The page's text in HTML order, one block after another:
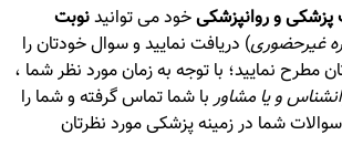
پزشکی و روانپزشکیخود می توانیدنوبت
غیرحضوری) دریافت نمایید و سوال خودتان را
مطرح نمایید؛ با توجه به زمان مورد نظر شما ،
و یا مشاوربا شما تماس گرفته و شما را
شما در زمینه پزشکی مورد نظرتان